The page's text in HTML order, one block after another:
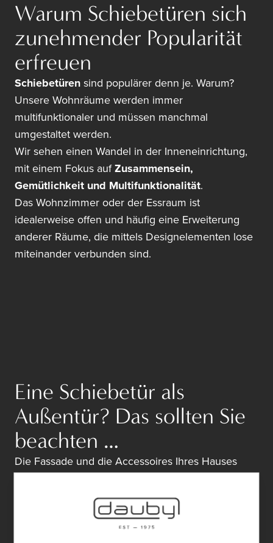
Warum Schiebetüren sich
zunehmender Popularität
erfreuen
Schiebetürensind populärer denn je. Warum?
Unsere Wohnräume werden immer
multifunktionaler und müssen manchmal
umgestaltet werden.
Wir sehen einen Wandel in der Inneneinrichtung,
mit einem Fokus aufZusammensein,
Gemütlichkeit und Multifunktionalität.
Das Wohnzimmer oder der Essraum ist
idealerweise offen und häufig eine Erweiterung
anderer Räume, die mittels Designelementen lose
miteinander verbunden sind.
Eine Schiebetür als
Außentür? Das sollten Sie
beachten …
Die Fassade und die Accessoires Ihres Hauses
Haus. Ohne Kompromisse.
Bei den Außentüren sehen wir eine große Vorliebe
für Glasschiebetüren. So ist der Übergang